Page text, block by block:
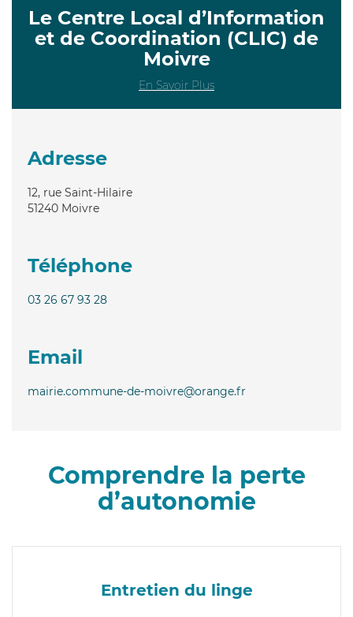
Le Centre Local d’Information
et de Coordination (CLIC) de
Moivre
En Savoir Plus
Adresse
12, rue Saint-Hilaire
51240 Moivre
Téléphone
03 26 67 93 28
Email
mairie.commune-de-moivre@orange.fr
Comprendre la perte
d’autonomie
Entretien du linge